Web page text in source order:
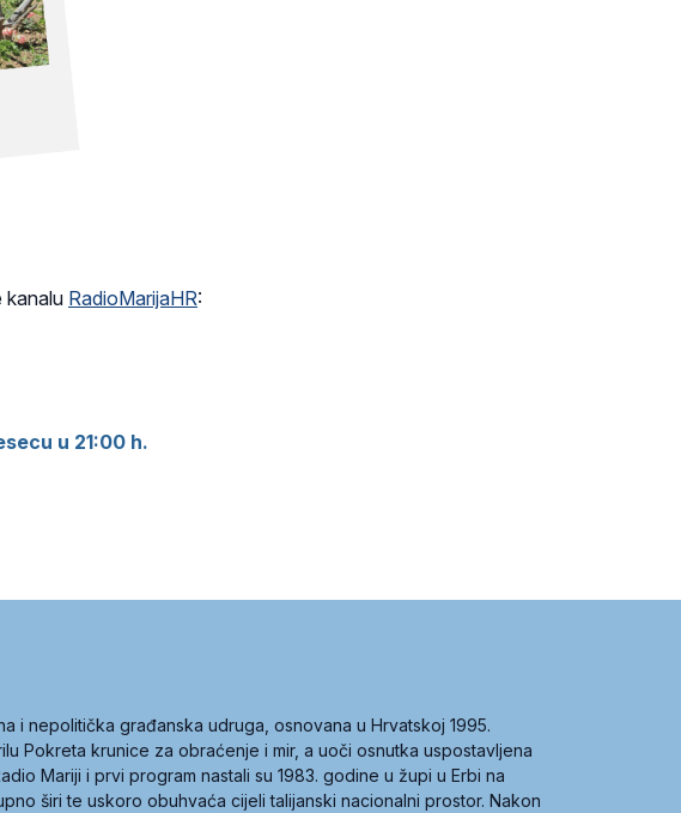
kanalu RadioMarijaHR:
u 21:00 h.
i nepolitička građanska udruga, osnovana u Hrvatskoj 1995.
Pokreta krunice za obraćenje i mir, a uoči osnutka uspostavljena
Mariji i prvi program nastali su 1983. godine u župi u Erbi na
širi te uskoro obuhvaća cijeli talijanski nacionalni prostor. Nakon